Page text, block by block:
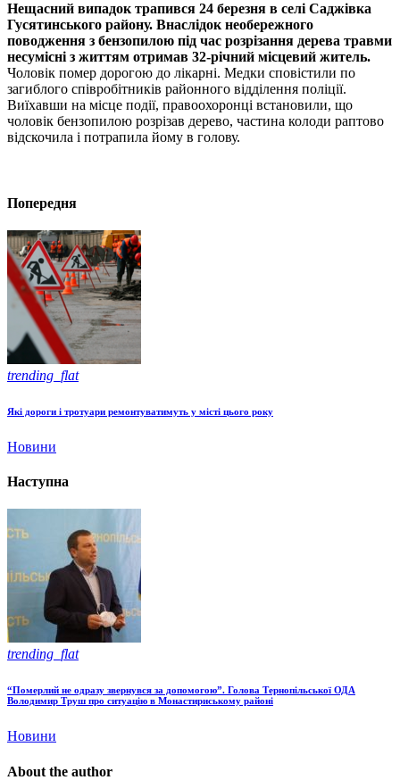
Нещасний випадок трапився 24 березня в селі Саджівка
Гусятинського району. Внаслідок необережного
поводження з бензопилою під час розрізання дерева травми
несумісні з життям отримав 32-річний місцевий житель.
Чоловік помер дорогою до лікарні. Медки сповістили по
загиблого співробітників районного відділення поліції.
Виїхавши на місце події, правоохоронці встановили, що
чоловік бензопилою розрізав дерево, частина колоди раптово
відскочила і потрапила йому в голову.
Попередня
trending_flat
Які дороги і тротуари ремонтуватимуть у місті цього року
Новини
Наступна
trending_flat
“Померлий не одразу звернувся за допомогою”. Голова Тернопільської ОДА
Володимир Труш про ситуацію в Монастириському районі
Новини
About the author